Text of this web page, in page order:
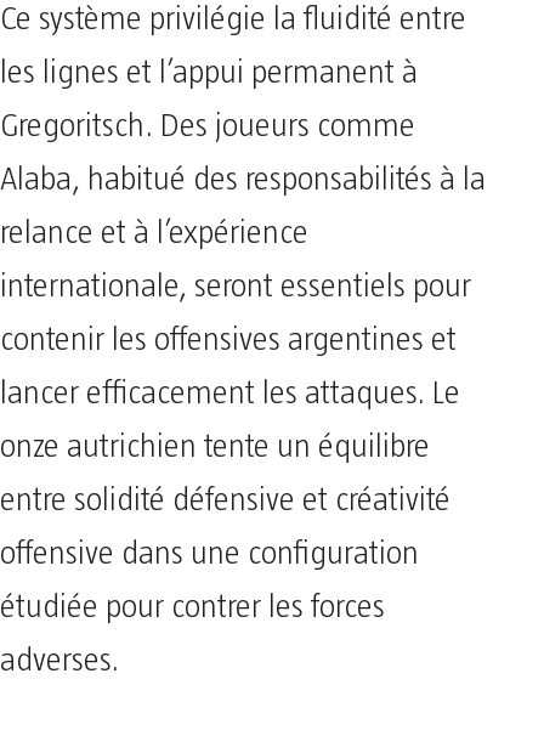
Ce système privilégie la fluidité entre
les lignes et l’appui permanent à
Gregoritsch. Des joueurs comme
Alaba, habitué des responsabilités à la
relance et à l’expérience
internationale, seront essentiels pour
contenir les offensives argentines et
lancer efficacement les attaques. Le
onze autrichien tente un équilibre
entre solidité défensive et créativité
offensive dans une configuration
étudiée pour contrer les forces
adverses.